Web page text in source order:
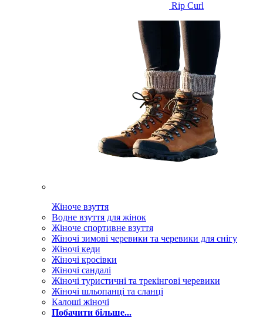
Rip Curl
Жіноче взуття
Водне взуття для жінок
Жіноче спортивне взуття
Жіночі зимові черевики та черевики для снігу
Жіночі кеди
Жіночі кросівки
Жіночі сандалі
Жіночі туристичні та трекінгові черевики
Жіночі шльопанці та сланці
Калоші жіночі
Побачити більше...